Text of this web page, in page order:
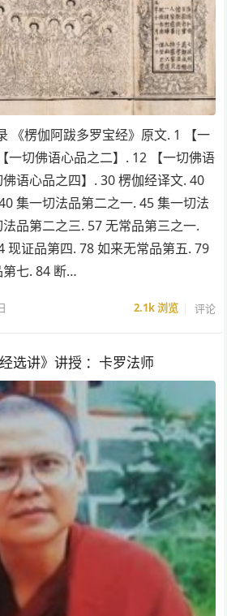
《楞伽阿跋多罗宝经》原文. 1 【一
一切佛语心品之二】. 12 【一切佛语
语心品之四】. 30 楞伽经译文. 40
集一切法品第二之一. 45 集一切法
品第二之三. 57 无常品第三之一.
现证品第四. 78 如来无常品第五. 79
第七. 84 断…
2.1k浏览 评论
选讲》讲授 ：卡罗法师